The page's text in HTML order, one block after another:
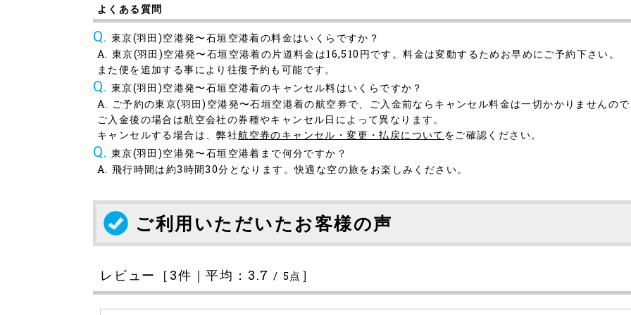
よくある質問
東京(羽田)空港発〜石垣空港着の料金はいくらですか？
東京(羽田)空港発〜石垣空港着の片道料金は16,510円です。料金は変動するためお早めにご予約下さい。
また便を追加する事により往復予約も可能です。
東京(羽田)空港発〜石垣空港着のキャンセル料はいくらですか？
ご予約の東京(羽田)空港発〜石垣空港着の航空券で、ご入金前ならキャンセル料金は一切かかりませんので
ご入金後の場合は航空会社の券種やキャンセル日によって異なります。
キャンセルする場合は、弊社航空券のキャンセル・変更・払戻について をご確認ください。
東京(羽田)空港発〜石垣空港着まで何分ですか？
飛行時間は約3時間30分となります。快適な空の旅をお楽しみください。
ご利用いただいたお客様の声
レビュー［ 3件｜平均： 3.7 / 5点 ］